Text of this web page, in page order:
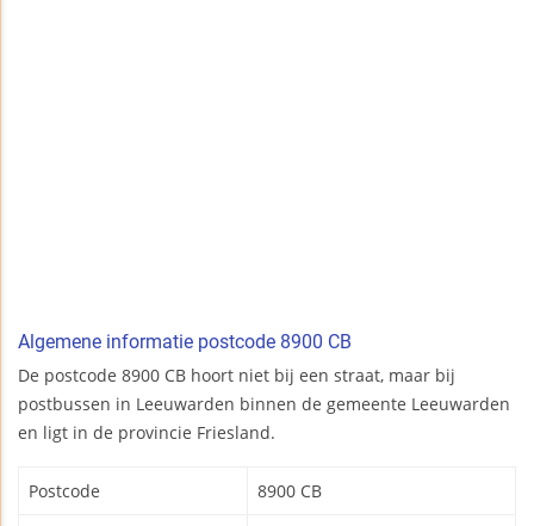
Algemene informatie postcode 8900 CB
De postcode 8900 CB hoort niet bij een straat, maar bij
postbussen in Leeuwarden binnen de gemeente Leeuwarden
en ligt in de provincie Friesland.
Postcode 8900 CB